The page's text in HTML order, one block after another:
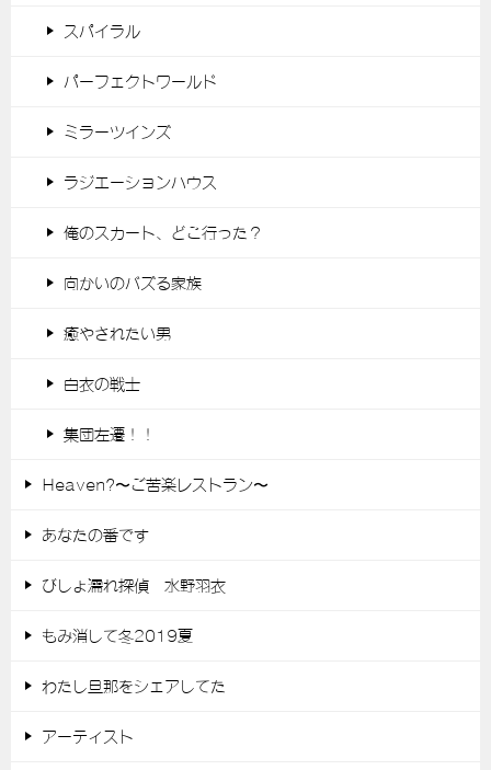
スパイラル
パーフェクトワールド
ミラーツインズ
ラジエーションハウス
俺のスカート、どこ行った？
向かいのバズる家族
癒やされたい男
白衣の戦士
集団左遷！！
Heaven?〜ご苦楽レストラン〜
あなたの番です
びしょ濡れ探偵 水野羽衣
もみ消して冬2019夏
わたし旦那をシェアしてた
アーティスト